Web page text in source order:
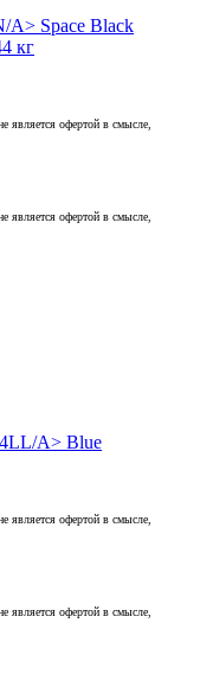
A> Space Black
кг
является офертой в смысле,
является офертой в смысле,
A> Blue
является офертой в смысле,
является офертой в смысле,